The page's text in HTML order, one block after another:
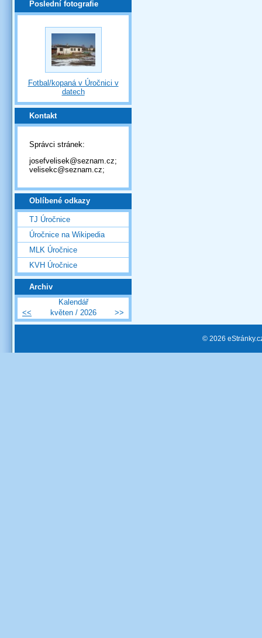
Poslední fotografie
Fotbal/kopaná v Úročnici v
datech
Kontakt
Správci stránek:
josefvelisek@seznam.cz;
velisekc@seznam.cz;
Oblíbené odkazy
TJ Úročnice
Úročnice na Wikipedia
MLK Úročnice
KVH Úročnice
Archiv
Kalendář
<<
květen / 2026 >>
© 2026